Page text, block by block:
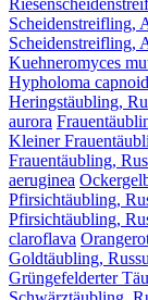
Scheidenstreifling,
Scheidenstreifling,
Kuehneromyces
Hypholoma
Heringstäubling,
aurora
Kleiner
Frauentäubling,
aeruginea
Pfirsichtäubling,
Pfirsichtäubling,
claroflava
Goldtäubling,
Grüngefelderter